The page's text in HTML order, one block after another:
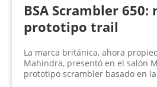
BSA Scrambler 650:
prototipo trail
La marca británica, ahora
Mahindra, presentó en el salón
prototipo scrambler basado en